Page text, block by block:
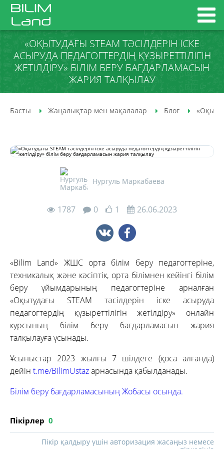
«ОҚЫТУДАҒЫ STEAM ТӘСІЛДЕРІН ІСКЕ
АСЫРУДА ПЕДАГОГТЕРДІҢ ҚҰЗЫРЕТТІЛІГІН
ЖЕТІЛДІРУ» БІЛІМ БЕРУ БАҒДАРЛАМАСЫН
ЖАРИЯ ТАЛҚЫЛАУ
Басты Жаңалықтар мен мақалалар Блог
Нургуль Маркабаева
1787 0 1 26.06.2023
«Bilim Land» ЖШС орта білім беру педагогтеріне,
техникалық және кәсіптік, орта білімнен кейінгі білім
беру ұйымдарының педагогтеріне арналған
«Оқытудағы STEAM тәсілдерін іске асыруда
педагогтердің құзыреттілігін жетілдіру» онлайн
курсының білім беру бағдарламасын жария
талқылауға ұсынады.
Ұсыныстар 2023 жылғы 7 шілдеге (қоса алғанда)
дейін t.me/BilimUstazарнасында қабылданады.
Білім беру бағдарламасының Жобасы осында.
Пікірлер 0
Пікір қалдыру үшін авторизация жасаңыз немесе